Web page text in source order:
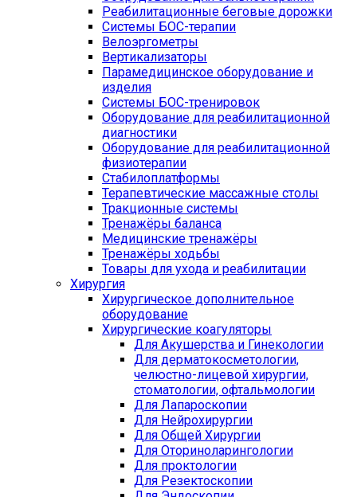
Реабилитационные беговые дорожки
Системы БОС-терапии
Велоэргометры
Вертикализаторы
Парамедицинское оборудование и
изделия
Системы БОС-тренировок
Оборудование для реабилитационной
диагностики
Оборудование для реабилитационной
физиотерапии
Стабилоплатформы
Терапевтические массажные столы
Тракционные системы
Тренажёры баланса
Медицинские тренажёры
Тренажёры ходьбы
Товары для ухода и реабилитации
Хирургия
Хирургическое дополнительное
оборудование
Хирургические коагуляторы
Для Акушерства и Гинекологии
Для дерматокосметологии,
челюстно-лицевой хирургии,
стоматологии, офтальмологии
Для Лапароскопии
Для Нейрохирургии
Для Общей Хирургии
Для Оториноларингологии
Для проктологии
Для Резектоскопии